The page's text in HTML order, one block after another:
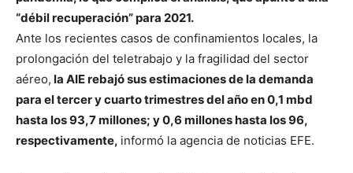
“débil recuperación” para 2021.
Ante los recientes casos de confinamientos locales, la
prolongación del teletrabajo y la fragilidad del sector
aéreo, la AIE rebajó sus estimaciones de la demanda
para el tercer y cuarto trimestres del año en 0,1 mbd
hasta los 93,7 millones; y 0,6 millones hasta los 96,
respectivamente, informó la agencia de noticias EFE.